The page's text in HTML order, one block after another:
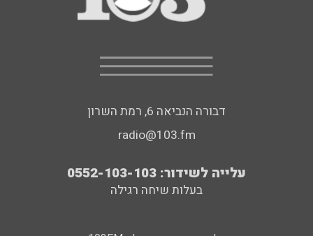
דבורה הנביאה 6, רמת השרון
radio@103.fm
עלייה לשידור: 0552-103-103
בעלות שיחה רגילה